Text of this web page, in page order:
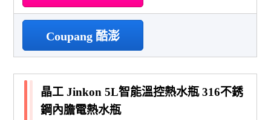
Coupang 酷澎
晶工 Jinkon 5L智能溫控熱水瓶 316不銹
鋼內膽電熱水瓶